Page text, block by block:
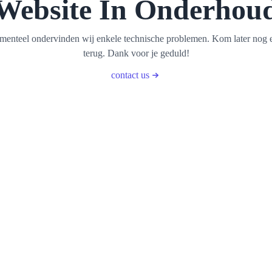
In
ondervinden wij enkele technische problemen. Kom later nog
terug. Dank voor je geduld!
contact us